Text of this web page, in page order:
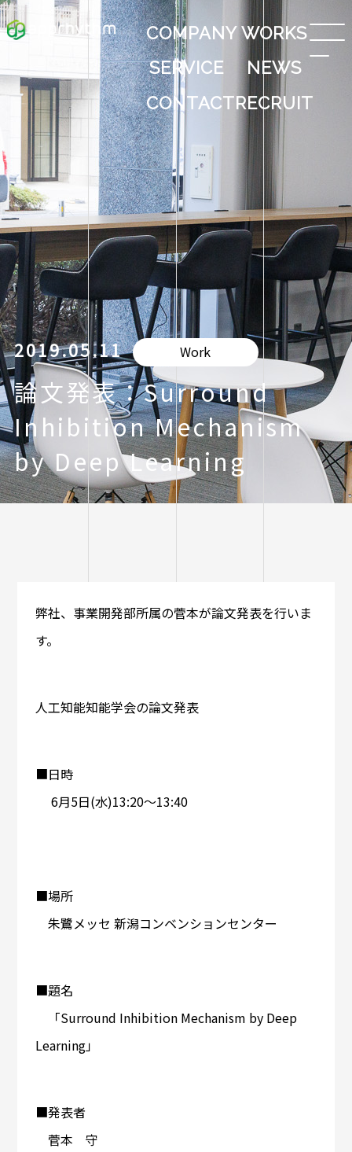
COMPANYWORKS
SERVICE
NEWS
CONTACTRECRUIT
2019.05.11 Work
論文発表：Surround
Inhibition Mechanism
by Deep Learning
弊社、事業開発部所属の菅本が論文発表を行いま
す。
人工知能知能学会の論文発表
■日時
6月5日(水)13:20〜13:40
■場所
朱鷺メッセ 新潟コンベンションセンター
■題名
「Surround Inhibition Mechanism by Deep
Learning」
■発表者
菅本 守